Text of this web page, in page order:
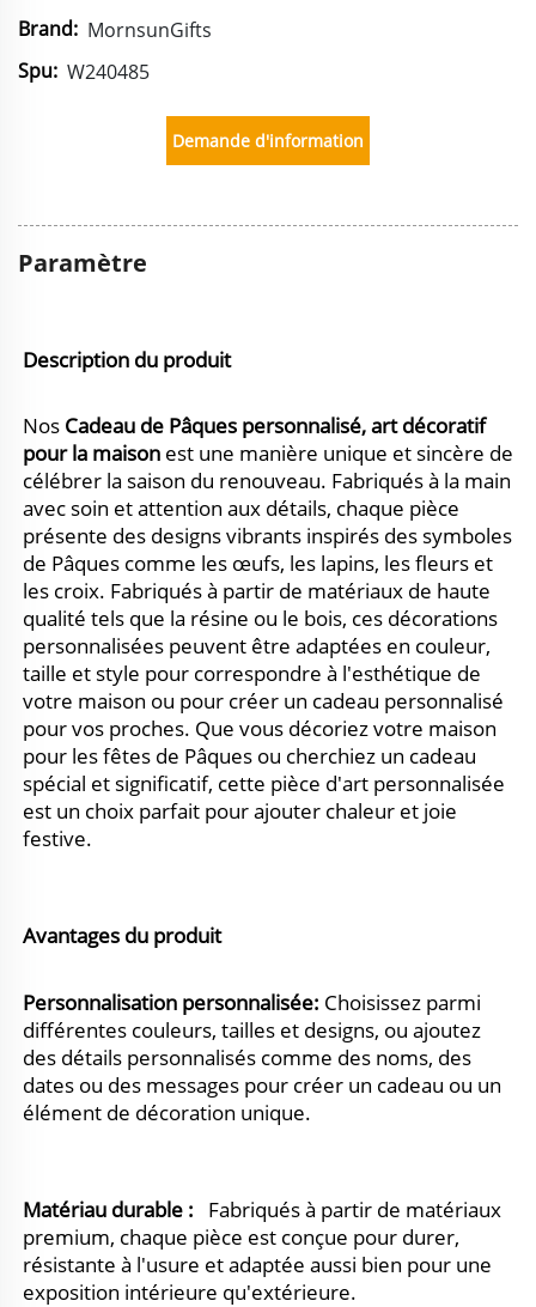
Brand: MornsunGifts
Spu: W240485
Demande d'information
Paramètre
Description du produit
Nos Cadeau de Pâques personnalisé, art décoratif
pour la maison est une manière unique et sincère de
célébrer la saison du renouveau. Fabriqués à la main
avec soin et attention aux détails, chaque pièce
présente des designs vibrants inspirés des symboles
de Pâques comme les œufs, les lapins, les fleurs et
les croix. Fabriqués à partir de matériaux de haute
qualité tels que la résine ou le bois, ces décorations
personnalisées peuvent être adaptées en couleur,
taille et style pour correspondre à l'esthétique de
votre maison ou pour créer un cadeau personnalisé
pour vos proches. Que vous décoriez votre maison
pour les fêtes de Pâques ou cherchiez un cadeau
spécial et significatif, cette pièce d'art personnalisée
est un choix parfait pour ajouter chaleur et joie
festive.
Avantages du produit
Personnalisation personnalisée: Choisissez parmi
différentes couleurs, tailles et designs, ou ajoutez
des détails personnalisés comme des noms, des
dates ou des messages pour créer un cadeau ou un
élément de décoration unique.
Matériau durable : Fabriqués à partir de matériaux
premium, chaque pièce est conçue pour durer,
résistante à l'usure et adaptée aussi bien pour une
exposition intérieure qu'extérieure.